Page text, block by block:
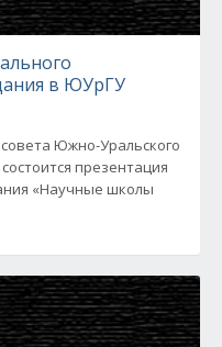
в ЮУрГУ
Южно-Уральского
презентация
«Научные школы